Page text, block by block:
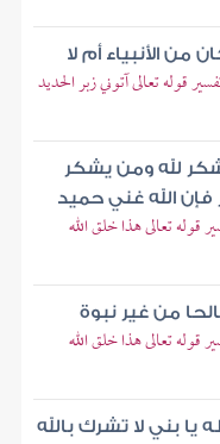
من الأنبياء أم لا
قوله تعالى آتوني زبر الحديد
لله ومن يشكر
الله غني حميد
قوله تعالى هذا خلق الله
من غير نبوة
قوله تعالى هذا خلق الله
يا بني لا تشرك بالله